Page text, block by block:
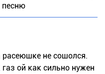
песню
не сошолся.
ой как сильно нужен